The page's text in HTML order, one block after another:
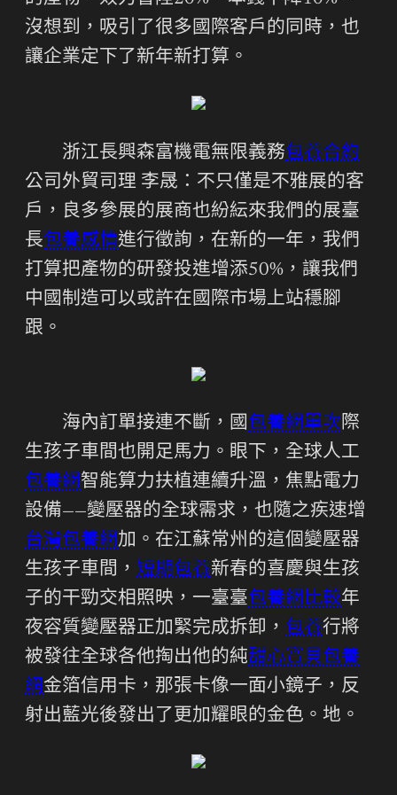
沒想到，吸引了很多國際客戶的同時，也
讓企業定下了新年新打算。
浙江長興森富機電無限義務包養合約
公司外貿司理 李晟：不只僅是不雅展的客
戶，良多參展的展商也紛紜來我們的展臺
長包養感情進行徵詢，在新的一年，我們
打算把產物的研發投進增添50%，讓我們
中國制造可以或許在國際市場上站穩腳
跟。
海內訂單接連不斷，國包養網單次際
生孩子車間也開足馬力。眼下，全球人工
包養網智能算力扶植連續升溫，焦點電力
設備——變壓器的全球需求，也隨之疾速增
台灣包養網加。在江蘇常州的這個變壓器
生孩子車間， 短期包養新春的喜慶與生孩
子的干勁交相照映，一臺臺包養網比較年
夜容質變壓器正加緊完成拆卸， 包養行將
被發往全球各他掏出他的純甜心寶貝包養
網金箔信用卡，那張卡像一面小鏡子，反
射出藍光後發出了更加耀眼的金色。地。